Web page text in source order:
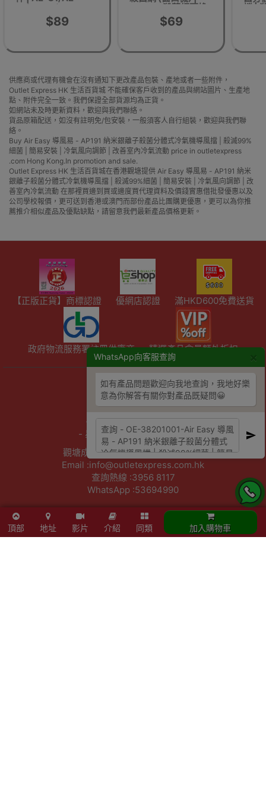
S1/AE-F1/AE-
F2/AE-D1適用
$89
AP231殺菌網更換
$69
擋 |
供應商或代理有機會在沒有通知下更改產品包裝、產地或者一些附件，
Outlet Express HK 生活百貨城 不能確保客戶收到的產品與網站圖片、生產地
點、附件完全一致。我們保證全部貨源均為正貨。
如網站未及時更新資料，歡迎與我們聯絡。
貨品原箱配送，如沒有註明免/包安裝，一般須客人自行組裝，歡迎與我們聯
絡。
Buy Air Easy 導風易 - AP191 納米銀離子殺菌分體式冷氣機導風擋 | 殺滅99%
細菌 | 簡易安裝 | 冷氣風向調節 | 改善室內冷氣流動 price in outletexpress
.com Hong Kong.In promotion and sale.
Outlet Express HK 生活百貨城在香港觀塘提供 Air Easy 導風易 - AP191 納米
銀離子殺菌分體式冷氣機導風擋 | 殺滅99%細菌 | 簡易安裝 | 冷氣風向調節 | 改
善室內冷氣流動 在那裡買邊到買或邊度買代理資料及價錢實惠借批發優惠以及
公司學校報價，更可送到香港或澳門而部份產品比團購更優惠，更可以為你推
薦推介相似產品及優點缺點，請留意我們最新產品價格更新。
WhatsApp向客服查詢
如有產品問題歡迎向我地查詢，我地好樂
意為你解答有關你對產品既疑問😀
頂部 地址 影片 介紹 同類 加入購物車
【正版正貨】商標認證 優網店認證 滿HKD600免費送貨
政府物流服務署註冊供應商 精選產品會員額外折扣
陳列室資料
- 星期六：10am - 4pm
- 周日及公眾假期：休息
- 星期一至五：10am - 7pm
觀塘成業街27號日昇中心3樓302室
Email :info@outletexpress.com.hk
查詢熱線 :3956 8117
WhatsApp :53694990
商店資訊